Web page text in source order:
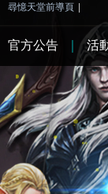
尋憶天堂前導頁